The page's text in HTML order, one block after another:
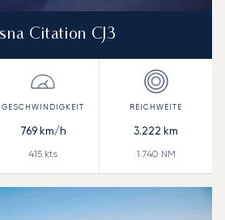
Citation CJ3
769km/h
415 kts
3.222 km
1.740 NM